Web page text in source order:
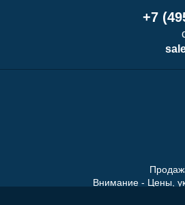
+7
Внимание - Цены,